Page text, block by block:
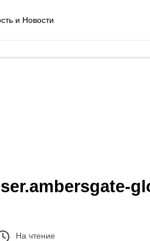
и Новости
На чтение